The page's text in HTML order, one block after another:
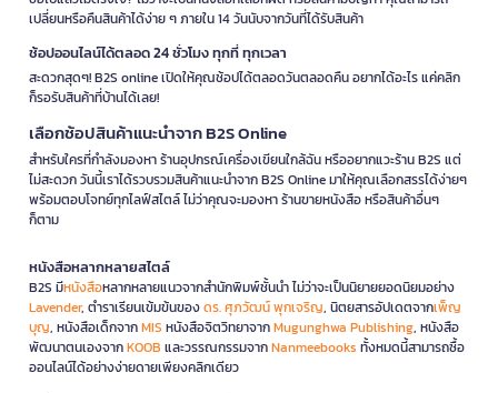
เปลี่ยนหรือคืนสินค้าได้ง่าย ๆ ภายใน 14 วันนับจากวันที่ได้รับสินค้า
ช้อปออนไลน์ได้ตลอด 24 ชั่วโมง ทุกที่ ทุกเวลา
สะดวกสุดๆ! B2S online เปิดให้คุณช้อปได้ตลอดวันตลอดคืน อยากได้อะไร แค่คลิก
ก็รอรับสินค้าที่บ้านได้เลย!
เลือกช้อปสินค้าแนะนำจาก B2S Online
สำหรับใครที่กำลังมองหา ร้านอุปกรณ์เครื่องเขียนใกล้ฉัน หรืออยากแวะร้าน B2S แต่
ไม่สะดวก วันนี้เราได้รวบรวมสินค้าแนะนำจาก B2S Online มาให้คุณเลือกสรรได้ง่ายๆ
พร้อมตอบโจทย์ทุกไลฟ์สไตล์ ไม่ว่าคุณจะมองหา ร้านขายหนังสือ หรือสินค้าอื่นๆ
ก็ตาม
หนังสือหลากหลายสไตล์
B2S มีหนังสือหลากหลายแนวจากสำนักพิมพ์ชั้นนำ ไม่ว่าจะเป็นนิยายยอดนิยมอย่าง
Lavender, ตำราเรียนเข้มข้นของดร. ศุภวัฒน์ พุกเจริญ, นิตยสารอัปเดตจากเพ็ญ
บุญ, หนังสือเด็กจากMIS หนังสือจิตวิทยาจากMugunghwa Publishing, หนังสือ
พัฒนาตนเองจากKOOB และวรรณกรรมจากNanmeebooks ทั้งหมดนี้สามารถซื้อ
ออนไลน์ได้อย่างง่ายดายเพียงคลิกเดียว